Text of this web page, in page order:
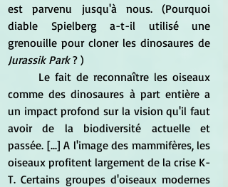
est parvenu jusqu'à nous. (Pourquoi
diable Spielberg a-t-il utilisé une
grenouille pour cloner les dinosaures de
Jurassik Park ? )
comme des dinosaures à part entière a
un impact profond sur la vision qu'il faut
avoir de la biodiversité actuelle et
passée. [...] A l'image des mammifères, les
oiseaux profitent largement de la crise K-
T. Certains groupes d'oiseaux modernes